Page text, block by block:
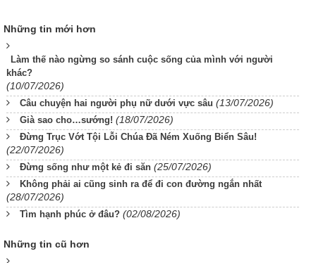
Những tin mới hơn
Làm thế nào ngừng so sánh cuộc sống của mình với người
khác?
(10/07/2026)
Câu chuyện hai người phụ nữ dưới vực sâu (13/07/2026)
Già sao cho…sướng! (18/07/2026)
Đừng Trục Vớt Tội Lỗi Chúa Đã Ném Xuống Biển Sâu!
(22/07/2026)
Đừng sống như một kẻ đi săn (25/07/2026)
Không phải ai cũng sinh ra để đi con đường ngắn nhất
(28/07/2026)
Tìm hạnh phúc ở đâu? (02/08/2026)
Những tin cũ hơn